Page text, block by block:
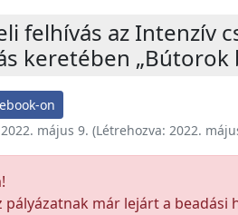
felhívás az Intenzív
keretében „Bútorok
on
2022. május 9. (Létrehozva: 2022.
pályázatnak már lejárt a beadási